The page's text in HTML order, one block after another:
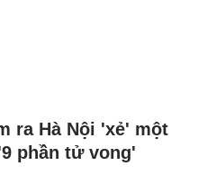
ra Hà Nội 'xẻ' một
phần tử vong'